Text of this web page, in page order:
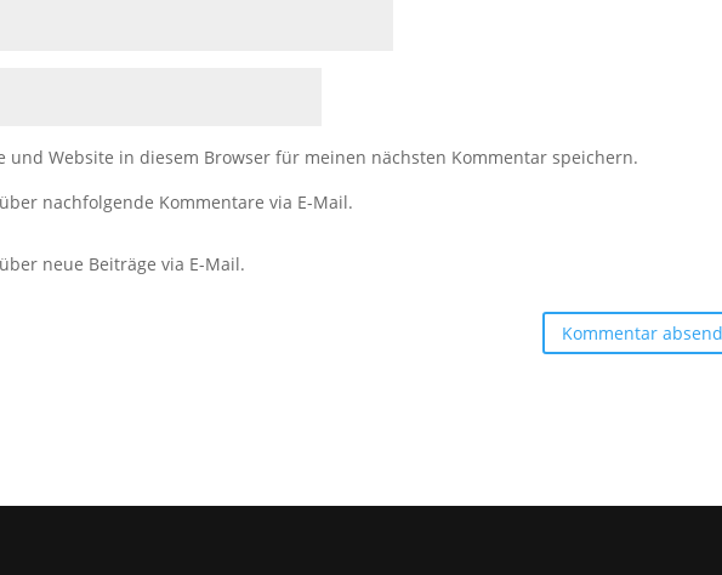
und Website in diesem Browser für meinen nächsten Kommentar speichern.
nachfolgende Kommentare via E-Mail.
neue Beiträge via E-Mail.